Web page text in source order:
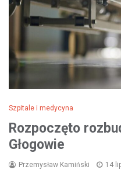
Szpitale i medycyna
Rozpoczęto
Głogowie
Przemysław Kamiński 14